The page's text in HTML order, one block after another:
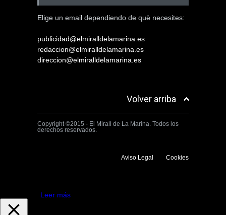
Elige un email dependiendo de què necesites:
publicidad@elmiralldelamarina.es
redaccion@elmiralldelamarina.es
direccion@elmiralldelamarina.es
Volver arriba
Copyright ©2015 - El Mirall de La Marina. Todos los
derechos reservados.
Aviso Legal Cookies
Leer más